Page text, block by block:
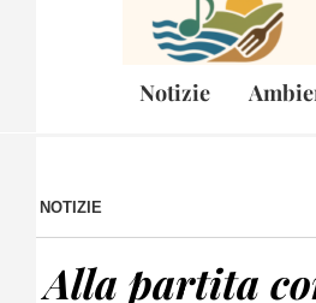
Notizie
NOTIZIE
Alla partita